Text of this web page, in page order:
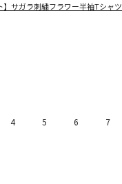
】サガラ刺繍フラワー半袖Tシャツ
4 5 6 7